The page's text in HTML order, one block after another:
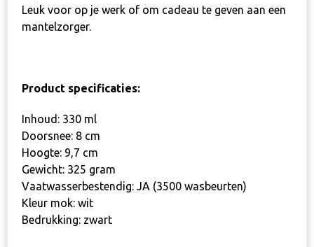
Leuk voor op je werk of om cadeau te geven aan een
mantelzorger.
Product specificaties:
Inhoud: 330 ml
Doorsnee: 8 cm
Hoogte: 9,7 cm
Gewicht: 325 gram
Vaatwasserbestendig: JA (3500 wasbeurten)
Kleur mok: wit
Bedrukking: zwart